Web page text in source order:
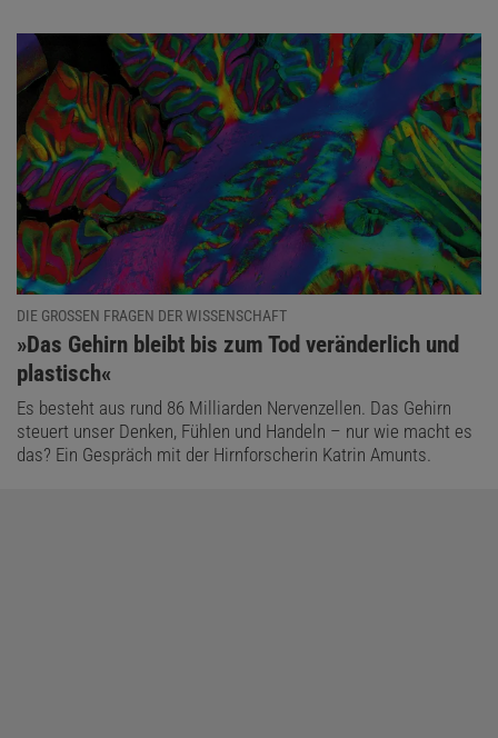
DIE GROSSEN FRAGEN DER WISSENSCHAFT
:
»Das Gehirn bleibt bis zum Tod veränderlich und
plastisch«
Es besteht aus rund 86 Milliarden Nervenzellen. Das Gehirn
steuert unser Denken, Fühlen und Handeln – nur wie macht es
das? Ein Gespräch mit der Hirnforscherin Katrin Amunts.